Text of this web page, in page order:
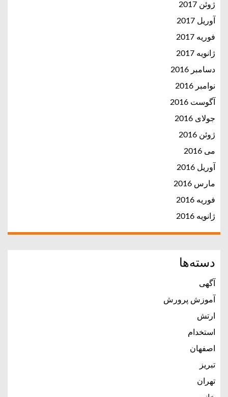
ژوئن 2017
آوریل 2017
فوریه 2017
ژانویه 2017
دسامبر 2016
نوامبر 2016
آگوست 2016
جولای 2016
ژوئن 2016
می 2016
آوریل 2016
مارس 2016
فوریه 2016
ژانویه 2016
دسته‌ها
آگهی
آموزش پرورش
ارتش
استخدام
اصفهان
تبریز
تهران